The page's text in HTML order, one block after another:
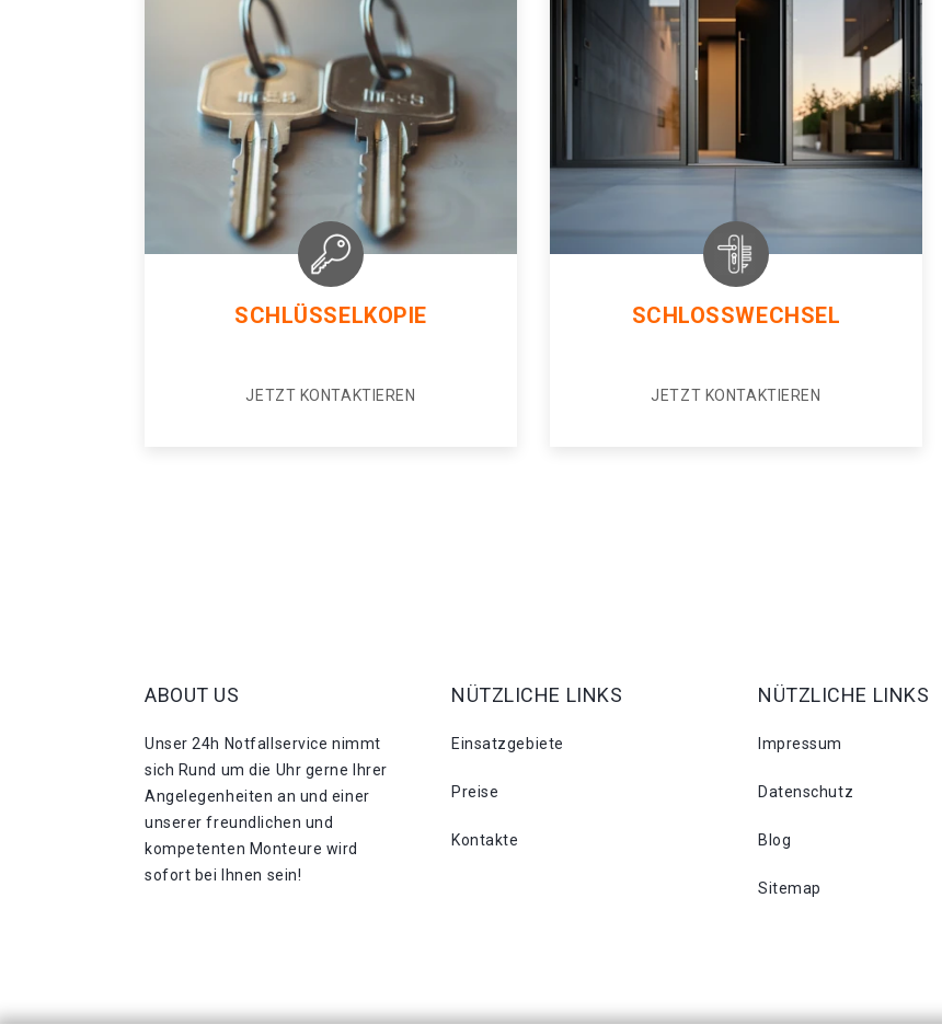
SCHLÜSSELKOPIE
JETZT KONTAKTIEREN
SCHLOSSWECHSEL
JETZT KONTAKTIEREN
ABOUT US
Unser 24h Notfallservice nimmt
sich Rund um die Uhr gerne Ihrer
Angelegenheiten an und einer
unserer freundlichen und
kompetenten Monteure wird
sofort bei Ihnen sein!
NÜTZLICHE LINKS
Einsatzgebiete
Preise
Kontakte
NÜTZLICHE LINKS
Impressum
Datenschutz
Blog
Sitemap